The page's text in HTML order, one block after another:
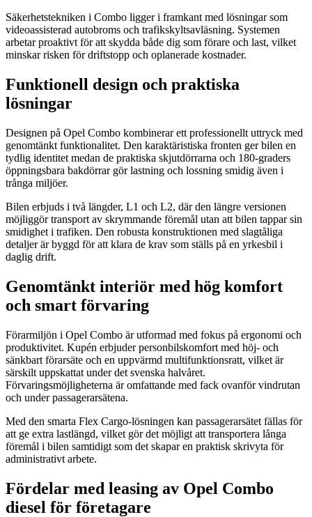
Säkerhetstekniken i Combo ligger i framkant med lösningar som
videoassisterad autobroms och trafikskyltsavläsning. Systemen
arbetar proaktivt för att skydda både dig som förare och last, vilket
minskar risken för driftstopp och oplanerade kostnader.
Funktionell design och praktiska
lösningar
Designen på Opel Combo kombinerar ett professionellt uttryck med
genomtänkt funktionalitet. Den karaktäristiska fronten ger bilen en
tydlig identitet medan de praktiska skjutdörrarna och 180-graders
öppningsbara bakdörrar gör lastning och lossning smidig även i
trånga miljöer.
Bilen erbjuds i två längder, L1 och L2, där den längre versionen
möjliggör transport av skrymmande föremål utan att bilen tappar sin
smidighet i trafiken. Den robusta konstruktionen med slagtåliga
detaljer är byggd för att klara de krav som ställs på en yrkesbil i
daglig drift.
Genomtänkt interiör med hög komfort
och smart förvaring
Förarmiljön i Opel Combo är utformad med fokus på ergonomi och
produktivitet. Kupén erbjuder personbilskomfort med höj- och
sänkbart förarsäte och en uppvärmd multifunktionsratt, vilket är
särskilt uppskattat under det svenska halvåret.
Förvaringsmöjligheterna är omfattande med fack ovanför vindrutan
och under passagerarsätena.
Med den smarta Flex Cargo-lösningen kan passagerarsätet fällas för
att ge extra lastlängd, vilket gör det möjligt att transportera långa
föremål i bilen samtidigt som det skapar en praktisk skrivyta för
administrativt arbete.
Fördelar med leasing av Opel Combo
diesel för företagare